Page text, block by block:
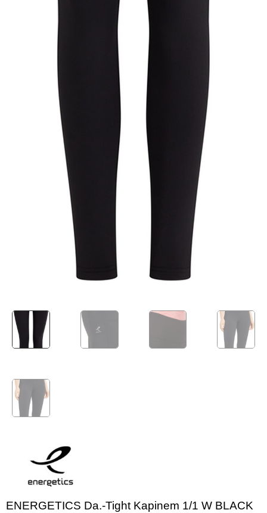
ENERGETICS Da.-Tight Kapinem 1/1 W BLACK